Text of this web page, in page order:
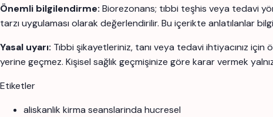
Önemli bilgilendirme: Biorezonans; tıbbi teşhis veya tedavi
tarzı uygulaması olarak değerlendirilir. Bu içerikte anlatılanlar
Yasal uyarı: Tıbbi şikayetleriniz, tanı veya tedavi ihtiyacınız
yerine geçmez. Kişisel sağlık geçmişinize göre karar vermek
Etiketler
aliskanlik kirma seanslarinda hucresel